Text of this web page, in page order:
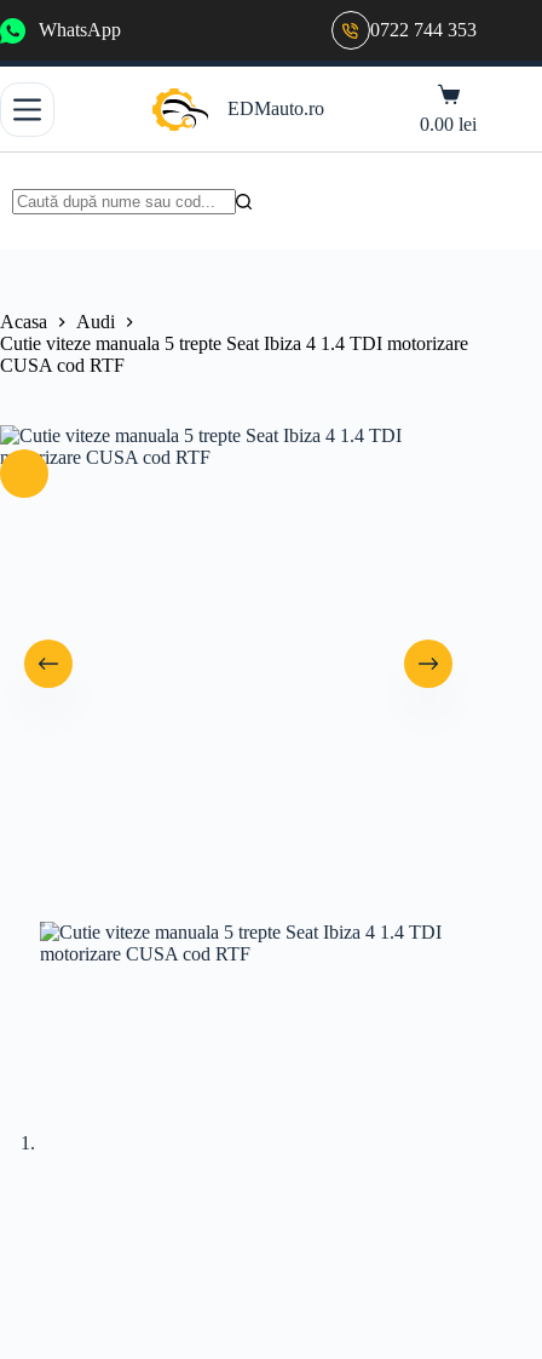
la
WhatsApp 0722 744 353
EDMauto.ro
Coș
de
cumpărături
0.00lei
Acasa
Audi
Cutie viteze manuala 5 trepte Seat Ibiza 4 1.4 TDI motorizare
CUSA cod RTF